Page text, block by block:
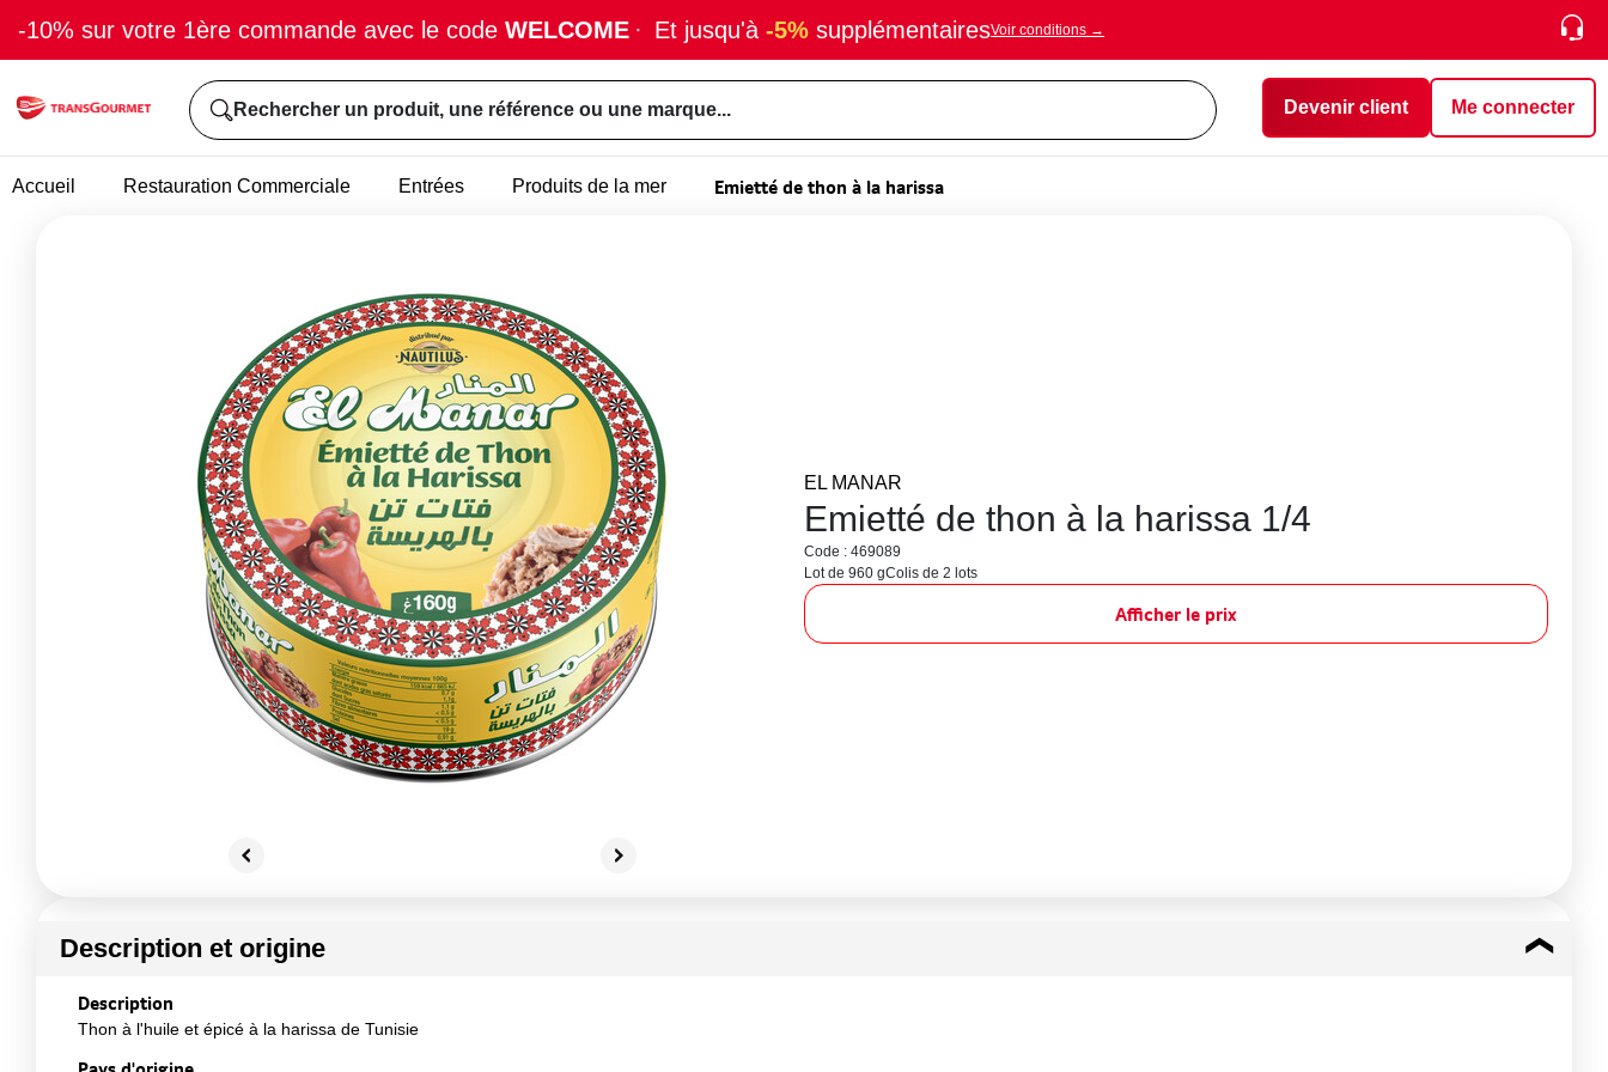
-10% sur votre 1ère commande avec le code WELCOME · Et jusqu'à -5% supplémentairesVoir conditions →
Rechercher un produit, une référence ou une marque... Devenir client Me connecter
Accueil Restauration Commerciale Entrées Produits de la mer Emietté de thon à la harissa
EL MANAR
Emietté de thon à la harissa 1/4
Code : 469089
Lot de 960 gColis de 2 lots
Afficher le prix
Description et origine
Description
Thon à l'huile et épicé à la harissa de Tunisie